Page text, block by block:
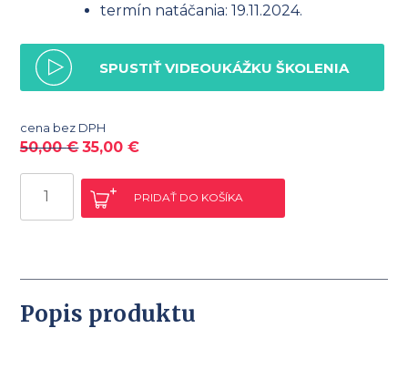
termín natáčania: 19.11.2024.
SPUSTIŤ VIDEOUKÁŽKU ŠKOLENIA
cena bez DPH
50,00€ 35,00€
množstvo
Kapitálové
a
PRIDAŤ DO KOŠÍKA
Popis produktu